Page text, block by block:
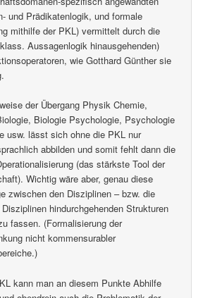
(mit der jeweils
spezifisch angewandten
und Prädikatenlogik, und formale
mithilfe der PKL) vermittelt durch die
klass. Aussagenlogik hinausgehenden)
wie Gotthard Günther sie
der Übergang Physik Chemie,
Biologie Psychologie, Psychologie
usw. lässt sich ohne die PKL nur
abbilden und somit fehlt dann die
(das stärkste Tool der
Wichtig wäre aber, genau diese
zwischen den Disziplinen – bzw. die
hindurchgehenden Strukturen
fassen. (Formalisierung der
nicht kommensurabler